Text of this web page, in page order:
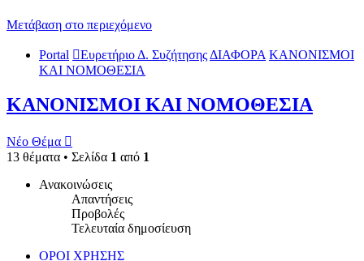
Μετάβαση στο περιεχόμενο
Portal Ευρετήριο Δ. ΣυζήτησηςΔΙΑΦΟΡΑ ΚΑΝΟΝΙΣΜΟΙ
ΚΑΙ ΝΟΜΟΘΕΣΙΑ
ΚΑΝΟΝΙΣΜΟΙ ΚΑΙ ΝΟΜΟΘΕΣΙΑ
Νέο Θέμα
13 θέματα • Σελίδα 1 από 1
Ανακοινώσεις
Απαντήσεις
Προβολές
Τελευταία δημοσίευση
ΟΡΟΙ ΧΡΗΣΗΣ